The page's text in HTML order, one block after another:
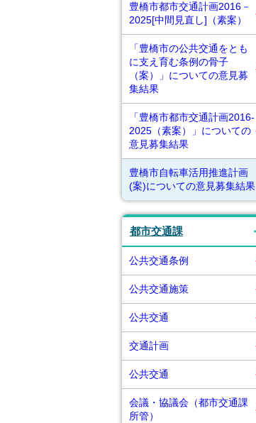
豊橋市都市交通計画2016－
2025[中間見直し]（素案）
「豊橋市の公共交通をとも
に支え育む条例の骨子
（案）」についての意見募
集結果
「豊橋市都市交通計画2016-
2025（素案）」についての
意見募集結果
豊橋市自転車活用推進計画
(案)についての意見募集結果
都市交通課
公共交通条例
公共交通施策
公共交通
交通計画
公共交通
会議・協議会（都市交通課
所管）